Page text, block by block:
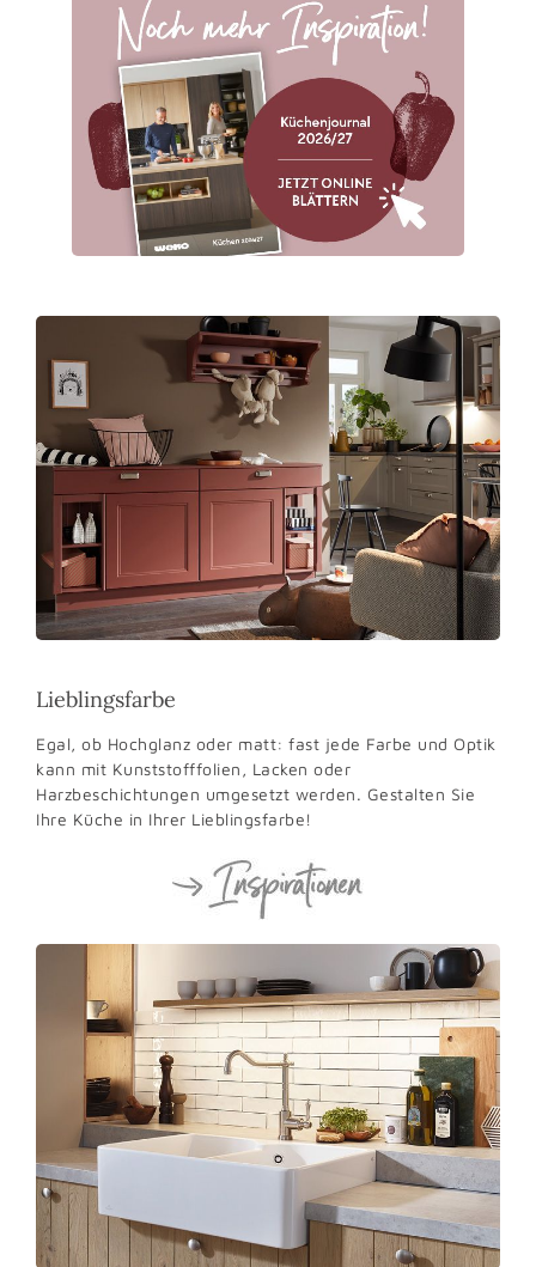
Lieblingsfarbe
Egal, ob Hochglanz oder matt: fast jede Farbe und Optik
kann mit Kunststofffolien, Lacken oder
Harzbeschichtungen umgesetzt werden. Gestalten Sie
Ihre Küche in Ihrer Lieblingsfarbe!